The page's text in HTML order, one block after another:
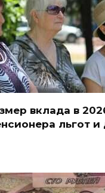
вклада в
льгот и